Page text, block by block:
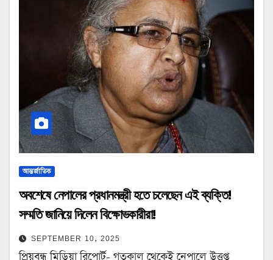
আন্তর্জাতিক
অবশেষে নেপালের প্রধানমন্ত্রী হতে চলেছেন এই ব্যক্তি!
সম্মতি জানিয়ে দিলেন বিক্ষোভকারীরা!
SEPTEMBER 10, 2025
প্রিয়বন্ধু মিডিয়া রিপোর্ট- গতকাল থেকেই নেপালে উত্তপ্ত